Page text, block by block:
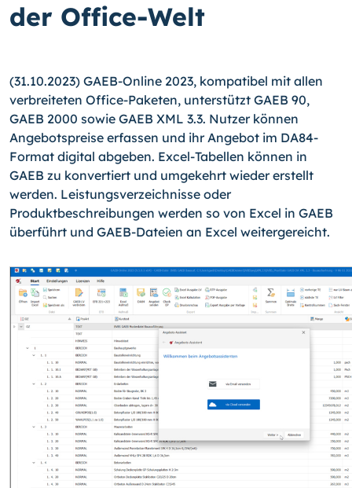
der Office-Welt
(31.10.2023) GAEB-Online 2023, kompatibel mit allen
verbreiteten Office-Paketen, unterstützt GAEB 90,
GAEB 2000 sowie GAEB XML 3.3. Nutzer können
Angebotspreise erfassen und ihr Angebot im DA84-
Format digital abgeben. Excel-Tabellen können in
GAEB zu konvertiert und umgekehrt wieder erstellt
werden. Leistungsverzeichnisse oder
Produktbeschreibungen werden so von Excel in GAEB
überführt und GAEB-Dateien an Excel weitergereicht.